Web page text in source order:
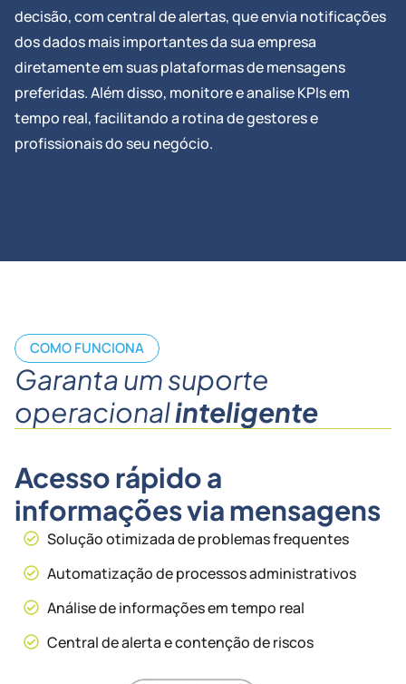
decisão, com central de alertas, que envia notificações
dos dados mais importantes da sua empresa
diretamente em suas plataformas de mensagens
preferidas. Além disso, monitore e analise KPIs em
tempo real, facilitando a rotina de gestores e
profissionais do seu negócio.
COMO FUNCIONA
Garanta um suporte
operacionalinteligente
Acesso rápido a
informações via mensagens
Solução otimizada de problemas frequentes
Automatização de processos administrativos
Análise de informações em tempo real
Central de alerta e contenção de riscos